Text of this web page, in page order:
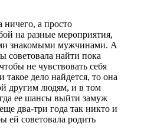
ничего, а просто
на разные мероприятия,
знакомыми мужчинами. А
советовала найти пока
не чувствовать себя
дело найдется, то она
другим людям, и в том
ее шансы выйти замуж
два-три года так никто и
ей советовала родить